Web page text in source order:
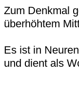
Zum Denkmal
überhöhtem
Es ist in
und dient als